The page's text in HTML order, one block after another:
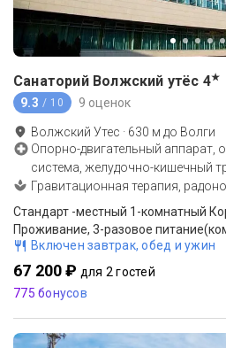
Санаторий Волжский утёс 4★
9.3 / 10 9 оценок
Волжский Утес · 630 м до Волги
Опорно-двигательный аппарат,
система, желудочно-кишечный
Гравитационная терапия,
Стандарт -местный 1-комнатный
Включен завтрак, обед и ужин
67 200 ₽ для 2 гостей
775 бонусов